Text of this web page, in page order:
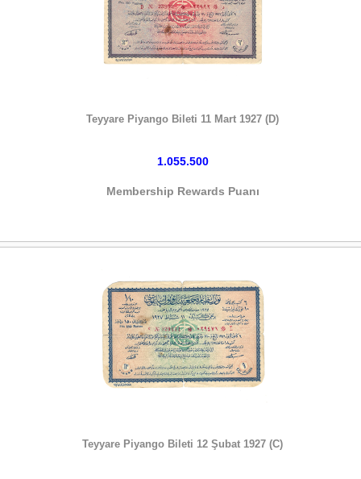
Teyyare Piyango Bileti 11 Mart 1927 (D)
1.055.500
Membership Rewards Puanı
Teyyare Piyango Bileti 12 Şubat 1927 (C)